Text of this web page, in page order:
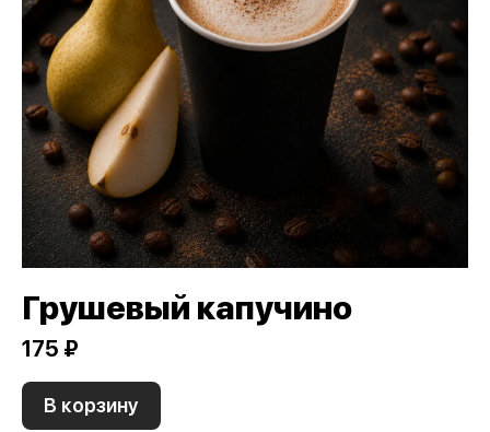
Грушевый капучино
175 ₽
В корзину